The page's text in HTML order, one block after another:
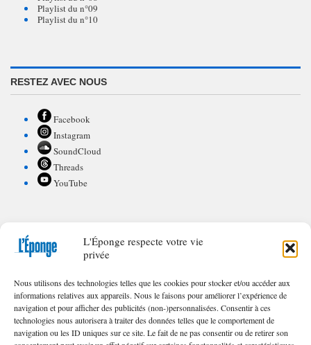
L'Éponge respecte votre vie
privée
Nous utilisons des technologies telles que les cookies pour stocker et/ou accéder aux
informations relatives aux appareils. Nous le faisons pour améliorer l’expérience de
navigation et pour afficher des publicités (non-)personnalisées. Consentir à ces
technologies nous autorisera à traiter des données telles que le comportement de
navigation ou les ID uniques sur ce site. Le fait de ne pas consentir ou de retirer son
Playlist du n°09
Playlist du n°10
RESTEZ AVEC NOUS
Facebook
Instagram
SoundCloud
Threads
YouTube
POUR CONTRIBUER À L'ÉPONGE
Appel à textes/illustrations
FAQ de nos appels